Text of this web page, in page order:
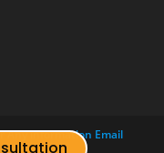
Any information Email